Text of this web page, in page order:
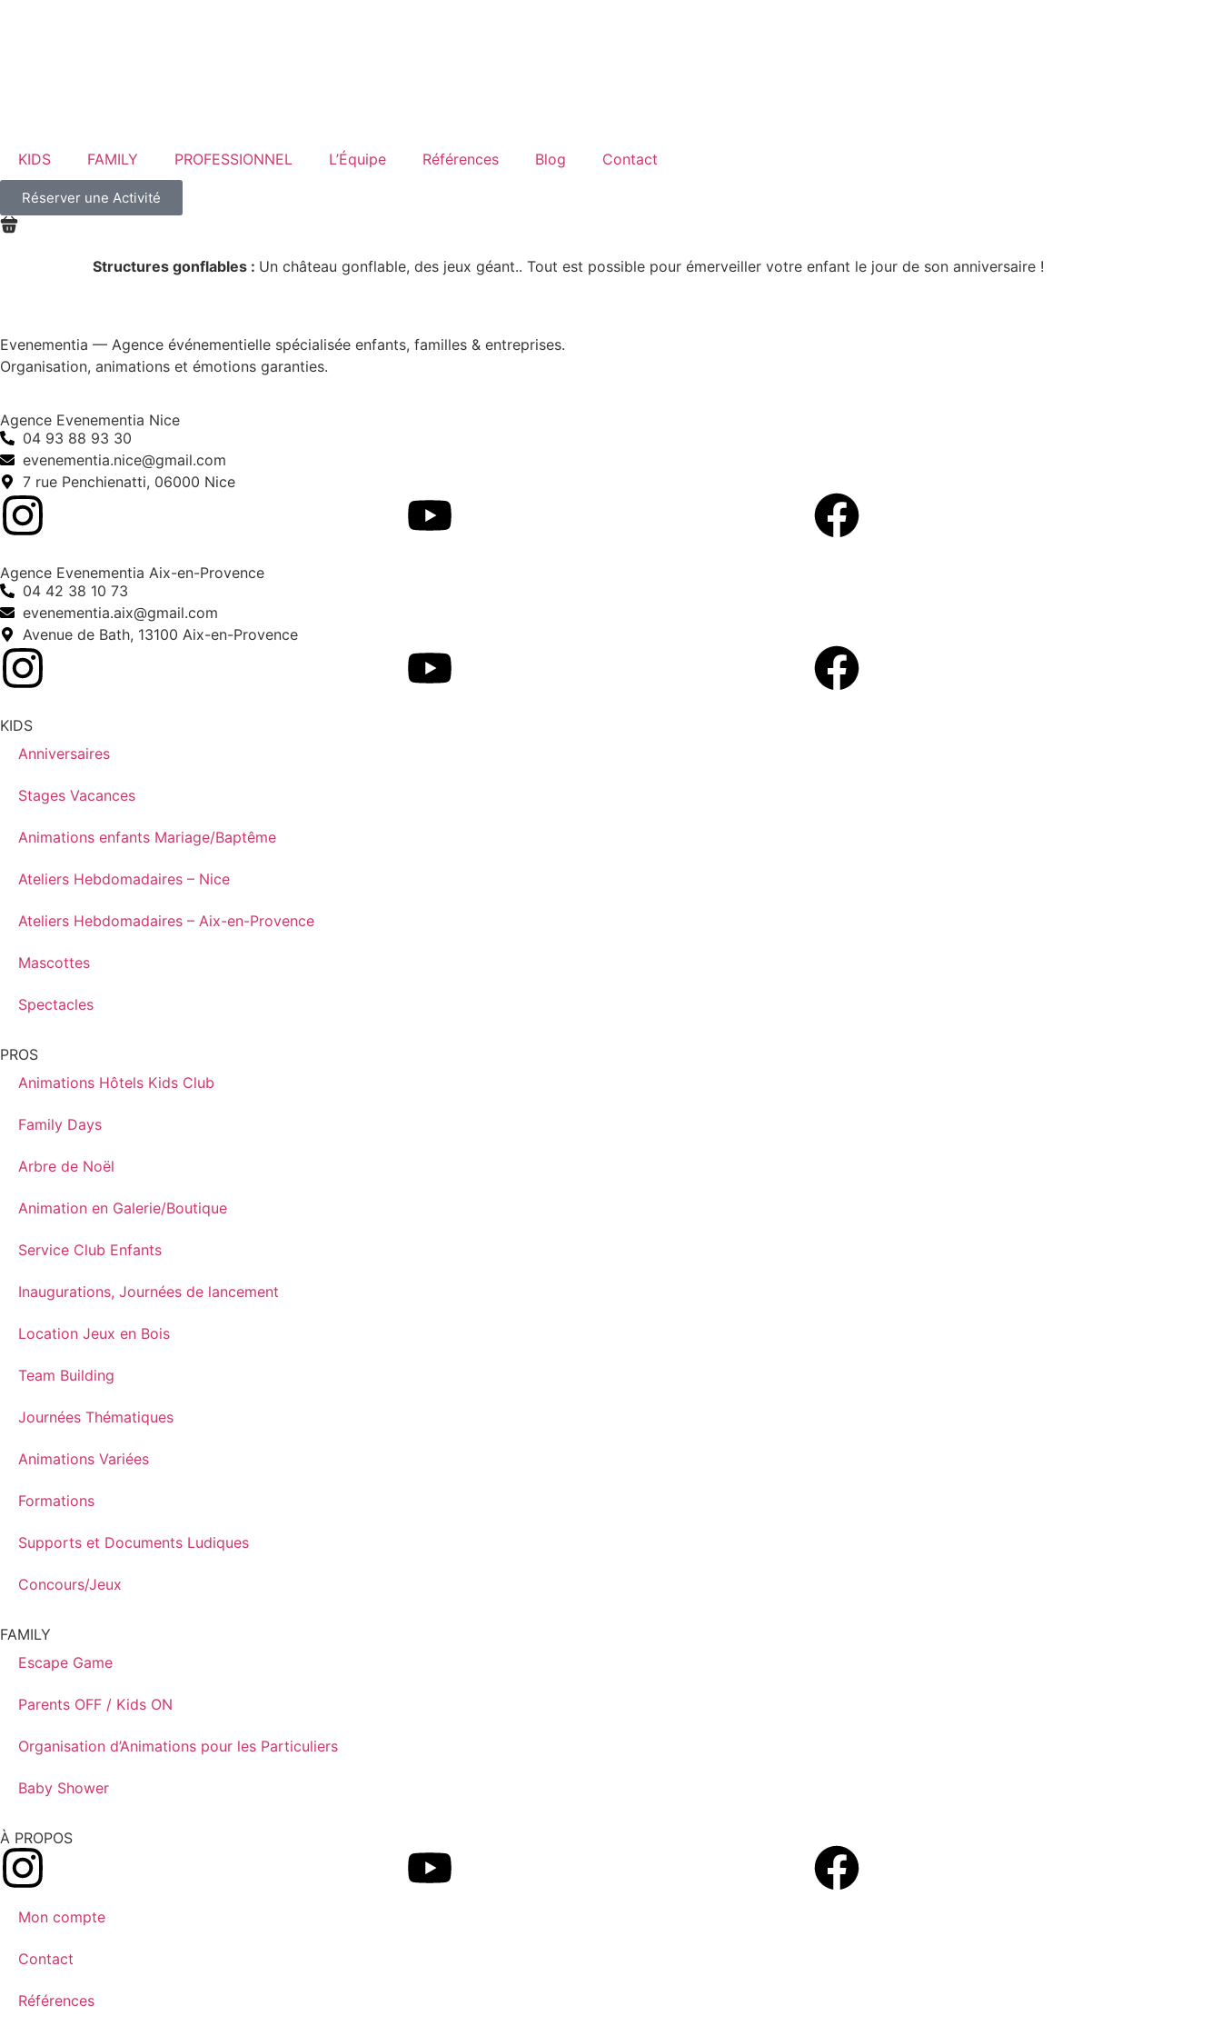
KIDS FAMILY PROFESSIONNEL L’Équipe Références Blog Contact
Réserver une Activité
Structures gonflables : Un château gonflable, des jeux géant.. Tout est possible pour émerveiller votre enfant le jour de son anniversaire !
Evenementia — Agence événementielle spécialisée enfants, familles & entreprises.
Organisation, animations et émotions garanties.
Agence Evenementia Nice
04 93 88 93 30
evenementia.nice@gmail.com
7 rue Penchienatti, 06000 Nice
Agence Evenementia Aix-en-Provence
04 42 38 10 73
evenementia.aix@gmail.com
Avenue de Bath, 13100 Aix-en-Provence
KIDS
Anniversaires
Stages Vacances
Animations enfants Mariage/Baptême
Ateliers Hebdomadaires – Nice
Ateliers Hebdomadaires – Aix-en-Provence
Mascottes
Spectacles
PROS
Animations Hôtels Kids Club
Family Days
Arbre de Noël
Animation en Galerie/Boutique
Service Club Enfants
Inaugurations, Journées de lancement
Location Jeux en Bois
Team Building
Journées Thématiques
Animations Variées
Formations
Supports et Documents Ludiques
Concours/Jeux
FAMILY
Escape Game
Parents OFF / Kids ON
Organisation d’Animations pour les Particuliers
Baby Shower
À PROPOS
Mon compte
Contact
Références